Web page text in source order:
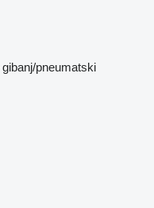
gibanj/pneumatski